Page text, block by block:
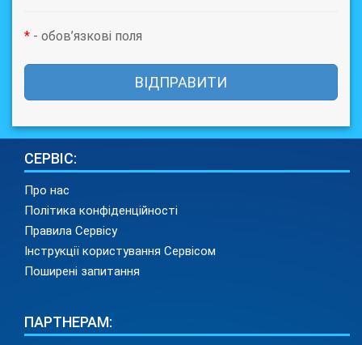
* - обов’язкові поля
ВІДПРАВИТИ
СЕРВІС:
Про нас
Політика конфіденційності
Правила Сервісу
Інструкції користування Сервісом
Поширені запитання
ПАРТНЕРАМ: